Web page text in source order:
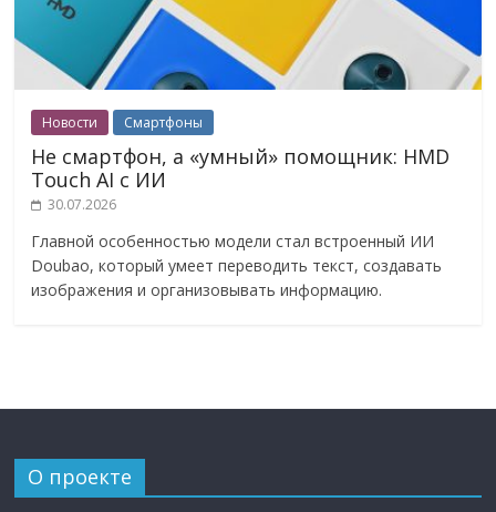
Новости Смартфоны
Не смартфон, а «умный» помощник: HMD
Touch AI с ИИ
30.07.2026
Главной особенностью модели стал встроенный ИИ
Doubao, который умеет переводить текст, создавать
изображения и организовывать информацию.
О проекте